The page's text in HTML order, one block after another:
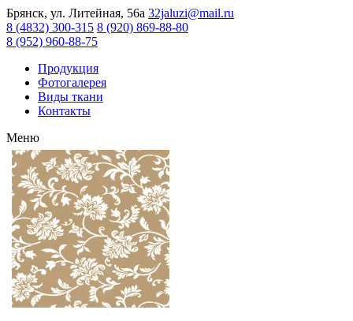
Брянск, ул. Литейная, 56а 32jaluzi@mail.ru
8 (4832) 300-315 8 (920) 869-88-80
8 (952) 960-88-75
Продукция
Фотогалерея
Виды ткани
Контакты
Меню